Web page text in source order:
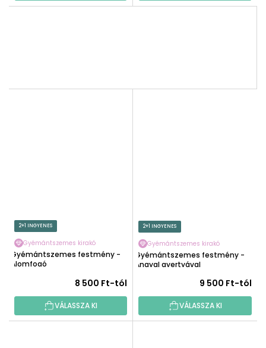
2+1 INGYENES
Gyémántszemes kirakó
Gyémántszemes festmény -
Álomfogó
8 500 Ft-tól
VÁLASSZA KI
2+1 INGYENES
Gyémántszemes kirakó
Gyémántszemes festmény -
Angyal gyertyával
9 500 Ft-tól
VÁLASSZA KI